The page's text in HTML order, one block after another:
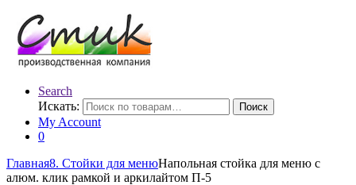
Search
Искать:
Поиск
My Account
0
Главная8. Стойки для менюНапольная стойка для меню с
алюм. клик рамкой и аркилайтом П-5